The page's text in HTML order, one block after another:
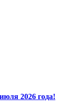
2026 года!